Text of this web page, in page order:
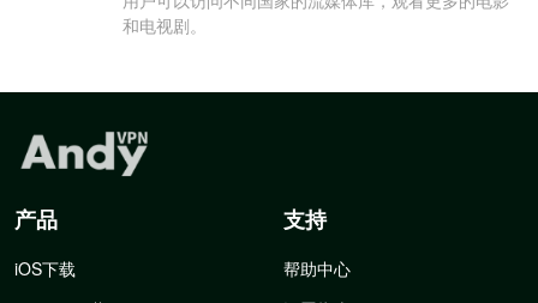
和电视剧。
产品
iOS下载
支持
帮助中心